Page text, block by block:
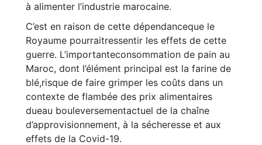
à alimenter l’industrie marocaine.
C’est en raison de cette dépendanceque le
Royaume pourraitressentir les effets de cette
guerre. L’importanteconsommation de pain au
Maroc, dont l’élément principal est la farine de
blé,risque de faire grimper les coûts dans un
contexte de flambée des prix alimentaires
dueau bouleversementactuel de la chaîne
d’approvisionnement, à la sécheresse et aux
effets de la Covid-19.